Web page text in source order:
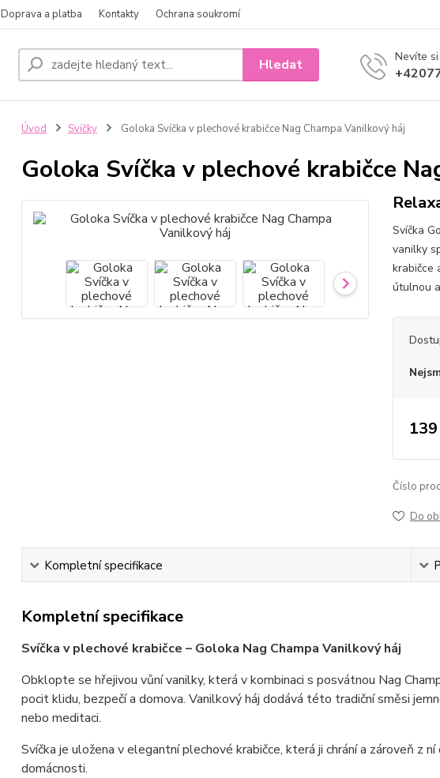
Doprava a platba Kontakty Ochrana soukromí
Hledat Nevíte
Úvod Svíčky Goloka Svíčka v plechové krabičce Nag Champa Vanilkový háj
Goloka Svíčka v plechové krabičce
Svíčka
vanilky
krabičce
útulnou
Číslo
Do
Kompletní specifikace
Kompletní specifikace
Svíčka v plechové krabičce – Goloka Nag Champa Vanilkový háj
Obklopte se hřejivou vůní vanilky, která v kombinaci s posvátnou Nag
pocit klidu, bezpečí a domova. Vanilkový háj dodává této tradiční směsi
nebo meditaci.
Svíčka je uložena v elegantní plechové krabičce, která ji chrání a zároveň z
domácnosti.